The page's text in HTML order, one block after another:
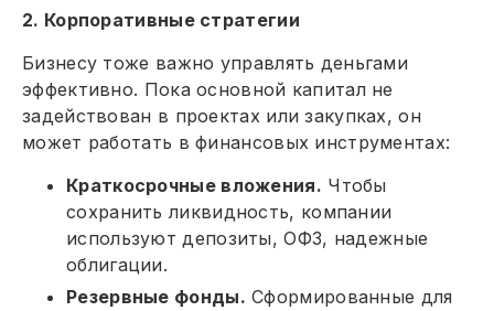
2. Корпоративные стратегии
Бизнесу тоже важно управлять деньгами
эффективно. Пока основной капитал не
задействован в проектах или закупках, он
может работать в финансовых инструментах:
Краткосрочные вложения. Чтобы
сохранить ликвидность, компании
используют депозиты, ОФЗ, надежные
облигации.
Резервные фонды. Сформированные для